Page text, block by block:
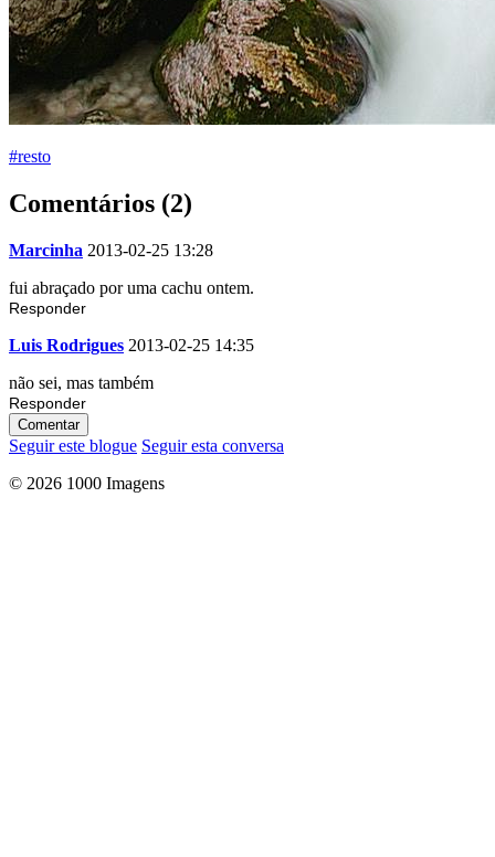
#resto
Comentários (2)
Marcinha 2013-02-25 13:28
fui abraçado por uma cachu ontem.
Responder
Luis Rodrigues 2013-02-25 14:35
não sei, mas também
Responder
Comentar
Seguir este blogue Seguir esta conversa
© 2026 1000 Imagens